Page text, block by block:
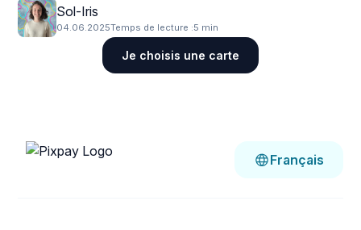
Sol-Iris
04.06.2025Temps de lecture :5 min
Je choisis une carte
Français